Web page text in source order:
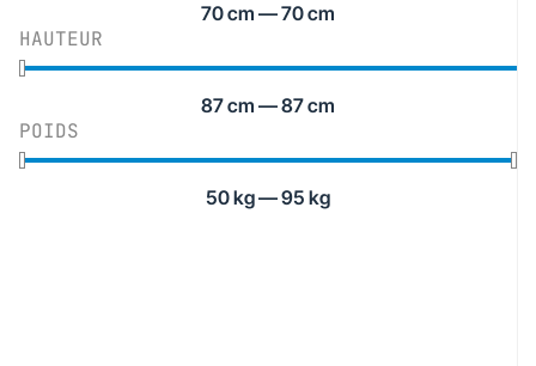
70cm —70cm
HAUTEUR
87cm —87cm
POIDS
50kg—95 kg